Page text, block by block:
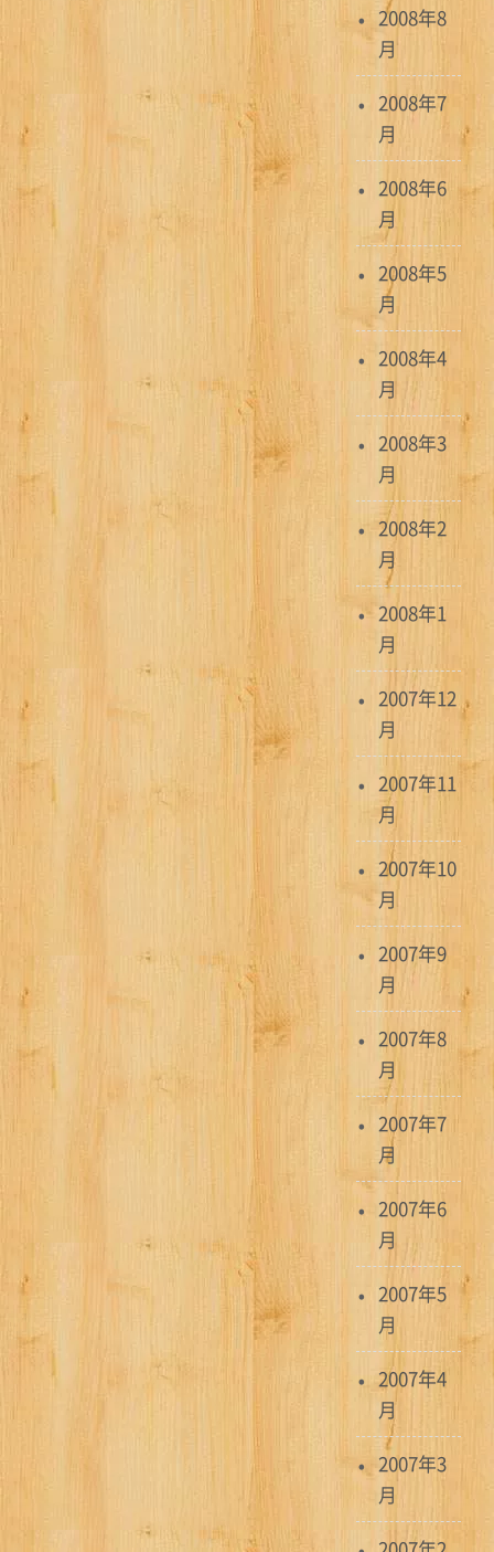
2008年8
月
2008年7
月
2008年6
月
2008年5
月
2008年4
月
2008年3
月
2008年2
月
2008年1
月
2007年12
月
2007年11
月
2007年10
月
2007年9
月
2007年8
月
2007年7
月
2007年6
月
2007年5
月
2007年4
月
2007年3
月